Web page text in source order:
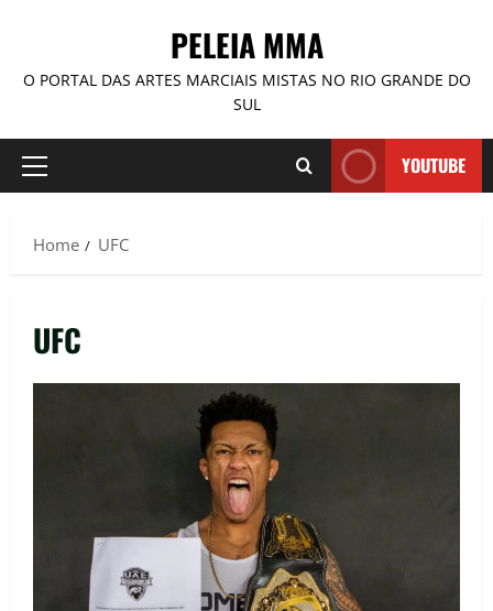
PELEIA MMA
O PORTAL DAS ARTES MARCIAIS MISTAS NO RIO GRANDE DO
SUL
YOUTUBE
Home UFC
UFC